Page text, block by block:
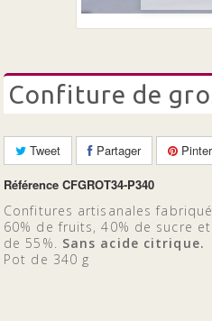
confiture de
Tweet Partager
Référence CFGROT34-P340
Confitures artisanales
60% de fruits, 40% de sucre
de 55%. Sans acide citrique.
Pot de 340 g